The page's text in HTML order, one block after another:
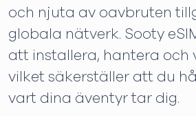
och njuta av oavbruten
globala nätverk. Sooty
att installera, hantera och
vilket säkerställer att du
vart dina äventyr tar dig.